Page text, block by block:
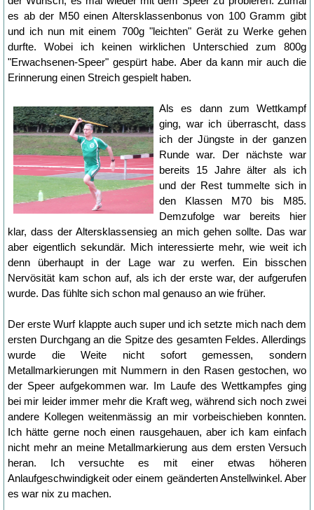
es ab der M50 einen Altersklassenbonus von 100 Gramm gibt
und ich nun mit einem 700g "leichten" Gerät zu Werke gehen
durfte. Wobei ich keinen wirklichen Unterschied zum 800g
"Erwachsenen-Speer" gespürt habe. Aber da kann mir auch die
Erinnerung einen Streich gespielt haben.
Als es dann zum Wettkampf
ging, war ich überrascht, dass
ich der Jüngste in der ganzen
Runde war. Der nächste war
bereits 15 Jahre älter als ich
und der Rest tummelte sich in
den Klassen M70 bis M85.
Demzufolge war bereits hier
klar, dass der Altersklassensieg an mich gehen sollte. Das war
aber eigentlich sekundär. Mich interessierte mehr, wie weit ich
denn überhaupt in der Lage war zu werfen. Ein bisschen
Nervösität kam schon auf, als ich der erste war, der aufgerufen
wurde. Das fühlte sich schon mal genauso an wie früher.
Der erste Wurf klappte auch super und ich setzte mich nach dem
ersten Durchgang an die Spitze des gesamten Feldes. Allerdings
wurde die Weite nicht sofort gemessen, sondern
Metallmarkierungen mit Nummern in den Rasen gestochen, wo
der Speer aufgekommen war. Im Laufe des Wettkampfes ging
bei mir leider immer mehr die Kraft weg, während sich noch zwei
andere Kollegen weitenmässig an mir vorbeischieben konnten.
Ich hätte gerne noch einen rausgehauen, aber ich kam einfach
nicht mehr an meine Metallmarkierung aus dem ersten Versuch
heran. Ich versuchte es mit einer etwas höheren
Anlaufgeschwindigkeit oder einem geänderten Anstellwinkel. Aber
es war nix zu machen.